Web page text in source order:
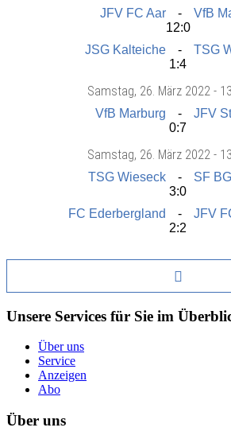
JFV FC Aar
VfB
12:0
JSG Kalteiche
TSG
1:4
Samstag, 26. März 2022 -
VfB Marburg
JFV
0:7
Samstag, 26. März 2022 -
TSG Wieseck
SF
3:0
FC Ederbergland
JFV
2:2
Unsere Services für Sie im
Über uns
Service
Anzeigen
Abo
Über uns